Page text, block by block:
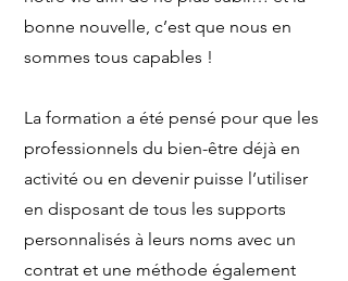
bonne nouvelle, c’est que nous en
sommes tous capables !
La formation a été pensé pour que les
professionnels du bien-être déjà en
activité ou en devenir puisse l’utiliser
en disposant de tous les supports
personnalisés à leurs noms avec un
contrat et une méthode également